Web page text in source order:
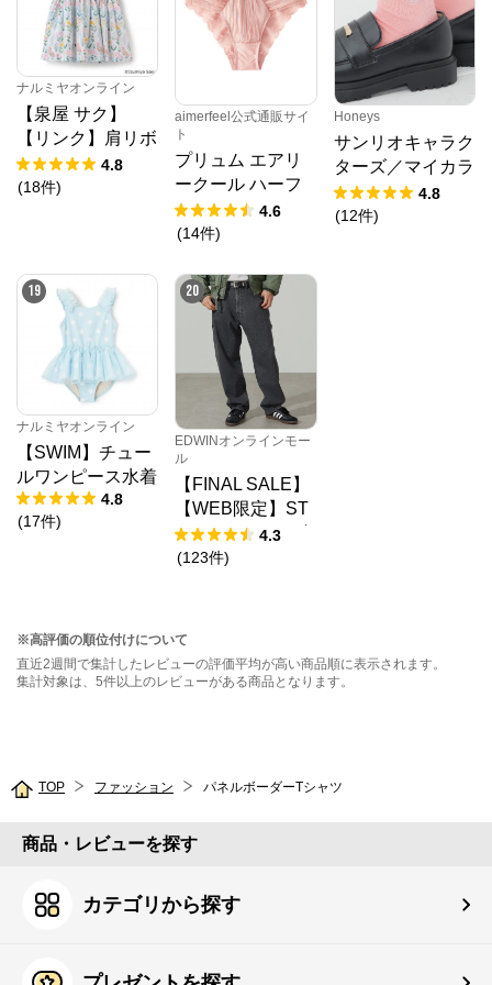
ナルミヤオンライン
【泉屋 サク】
【リンク】肩リボ
ンフラワーキャッ
トワンピース
4.8
(18件)
aimerfeel公式通販サイ
ト
プリュム エアリ
ークール ハーフ
バックショーツ
4.6
(14件)
Honeys
サンリオキャラク
ターズ／マイカラ
ーソックス4.8
(12件)
19
ナルミヤオンライン
【SWIM】チュー
ルワンピース水着
4.8
(17件)
20
EDWINオンラインモー
ル
【FINAL SALE】
【WEB限定】ST
EPMARK ルーズ
ペインターパンツ
4.3
(123件)
※高評価の順位付けについて
直近2週間で集計したレビューの評価平均が高い商品順に表示されます。
集計対象は、5件以上のレビューがある商品となります。
TOP ファッション パネルボーダーTシャツ
商品・レビューを探す
カテゴリから探す